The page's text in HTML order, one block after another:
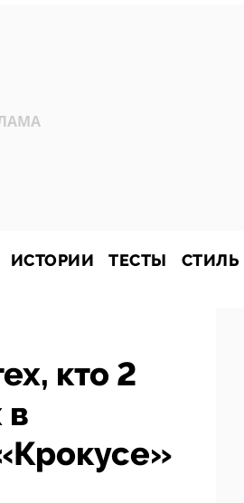
ИСТОРИИ ТЕСТЫ СТИЛЬ
кто 2
в